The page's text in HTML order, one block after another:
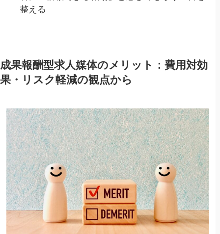
整える
成果報酬型求人媒体のメリット：費用対効
果・リスク軽減の観点から